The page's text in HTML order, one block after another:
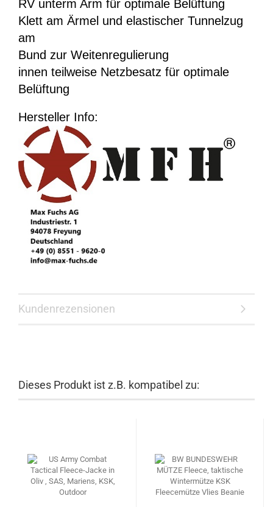
RV unterm Arm für optimale Belüftung
Klett am Ärmel und elastischer Tunnelzug
am
Bund zur Weitenregulierung
innen teilweise Netzbesatz für optimale
Belüftung
Hersteller Info:
Kundenrezensionen
Dieses Produkt ist z.B. kompatibel zu: